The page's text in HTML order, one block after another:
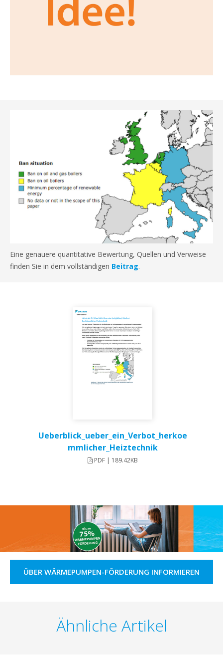
Eine genauere quantitative Bewertung, Quellen und Verweise
finden Sie in dem vollständigen Beitrag.
Ueberblick_ueber_ein_Verbot_herkoe
mmlicher_Heiztechnik
PDF | 189.42KB
ÜBER WÄRMEPUMPEN-FÖRDERUNG INFORMIEREN
Ähnliche Artikel